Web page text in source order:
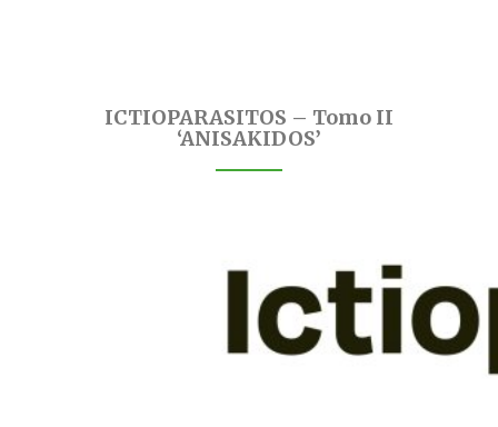
ICTIOPARASITOS – Tomo II
‘ANISAKIDOS’